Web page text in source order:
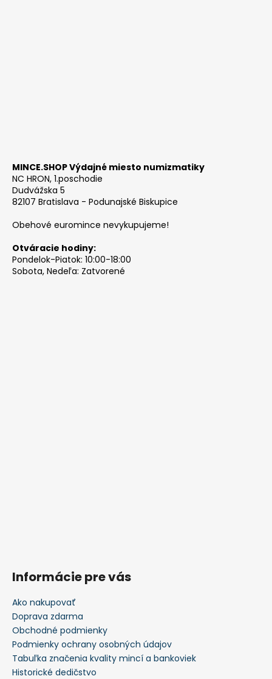
MINCE.SHOP Výdajné miesto numizmatiky
NC HRON, 1.poschodie
Dudvážska 5
82107 Bratislava - Podunajské Biskupice
Obehové euromince nevykupujeme!
Otváracie hodiny:
Pondelok-Piatok: 10:00-18:00
Sobota, Nedeľa: Zatvorené
Informácie pre vás
Ako nakupovať
Doprava zdarma
Obchodné podmienky
Podmienky ochrany osobných údajov
Tabuľka značenia kvality mincí a bankoviek
Historické dedičstvo